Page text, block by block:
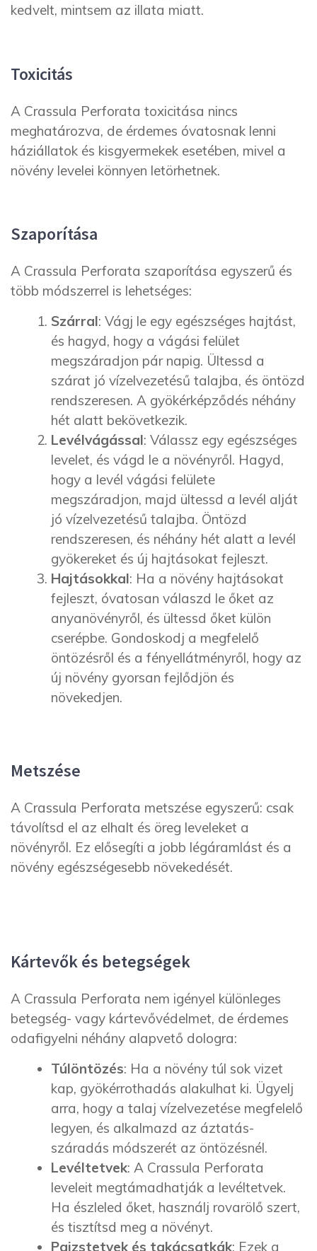
kedvelt, mintsem az illata miatt.
Toxicitás
A Crassula Perforata toxicitása nincs
meghatározva, de érdemes óvatosnak lenni
háziállatok és kisgyermekek esetében, mivel a
növény levelei könnyen letörhetnek.
Szaporítása
A Crassula Perforata szaporítása egyszerű és
több módszerrel is lehetséges:
Szárral: Vágj le egy egészséges hajtást,
és hagyd, hogy a vágási felület
megszáradjon pár napig. Ültessd a
szárat jó vízelvezetésű talajba, és öntözd
rendszeresen. A gyökérképződés néhány
hét alatt bekövetkezik.
Levélvágással: Válassz egy egészséges
levelet, és vágd le a növényről. Hagyd,
hogy a levél vágási felülete
megszáradjon, majd ültessd a levél alját
jó vízelvezetésű talajba. Öntözd
rendszeresen, és néhány hét alatt a levél
gyökereket és új hajtásokat fejleszt.
Hajtásokkal: Ha a növény hajtásokat
fejleszt, óvatosan válaszd le őket az
anyanövényről, és ültessd őket külön
cserépbe. Gondoskodj a megfelelő
öntözésről és a fényellátményről, hogy az
új növény gyorsan fejlődjön és
növekedjen.
Metszése
A Crassula Perforata metszése egyszerű: csak
távolítsd el az elhalt és öreg leveleket a
növényről. Ez elősegíti a jobb légáramlást és a
növény egészségesebb növekedését.
Kártevők és betegségek
A Crassula Perforata nem igényel különleges
betegség- vagy kártevővédelmet, de érdemes
odafigyelni néhány alapvető dologra:
Túlöntözés: Ha a növény túl sok vizet
kap, gyökérrothadás alakulhat ki. Ügyelj
arra, hogy a talaj vízelvezetése megfelelő
legyen, és alkalmazd az áztatás-
száradás módszerét az öntözésnél.
Levéltetvek: A Crassula Perforata
leveleit megtámadhatják a levéltetvek.
Ha észleled őket, használj rovarölő szert,
és tisztítsd meg a növényt.
Pajzstetvek és takácsatkák: Ezek a